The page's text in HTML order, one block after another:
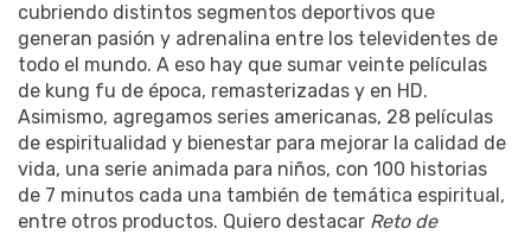
cubriendo distintos segmentos deportivos que
generan pasión y adrenalina entre los televidentes de
todo el mundo. A eso hay que sumar veinte películas
de kung fu de época, remasterizadas y en HD.
Asimismo, agregamos series americanas, 28 películas
de espiritualidad y bienestar para mejorar la calidad de
vida, una serie animada para niños, con 100 historias
de 7 minutos cada una también de temática espiritual,
entre otros productos. Quiero destacar Reto de